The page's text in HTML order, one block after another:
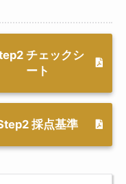
チェックシ
ート
採点基準